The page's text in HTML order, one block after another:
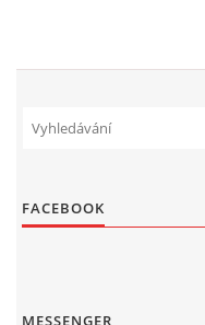
FACEBOOK
MESSENGER